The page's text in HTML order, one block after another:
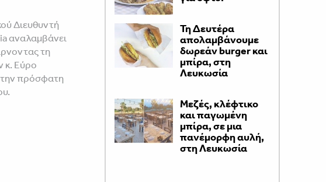
Διευθυντή
αναλαμβάνει
τη
κ. Εύρο
την πρόσφατη
Τη Δευτέρα
απολαμβάνουμε
δωρεάν burger και
μπίρα, στη
Λευκωσία
Μεζές, κλέφτικο
και παγωμένη
μπίρα, σε μια
πανέμορφη αυλή,
στη Λευκωσία